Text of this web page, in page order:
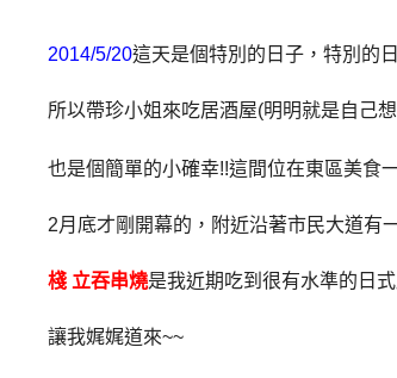
2014/5/20這天是個特別的日子，特別的
所以帶珍小姐來吃居酒屋(明明就是自己
也是個簡單的小確幸!!這間位在東區美食
2月底才剛開幕的， 附近沿著市民大道有
棧 立吞串燒是我近期吃到很有水準的日
讓我娓娓道來~~